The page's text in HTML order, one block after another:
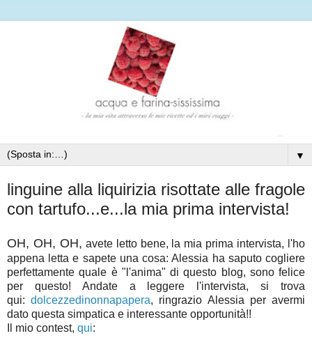
▼
linguine alla liquirizia risottate alle fragole
con tartufo...e...la mia prima intervista!
OH, OH, OH, avete letto bene, la mia prima intervista, l'ho
appena letta e sapete una cosa: Alessia ha saputo cogliere
perfettamente quale è "l'anima" di questo blog, sono felice
per questo! Andate a leggere l'intervista, si trova
qui:dolcezzedinonnapapera, ringrazio Alessia per avermi
dato questa simpatica e interessante opportunità!!
Il mio contest, qui: